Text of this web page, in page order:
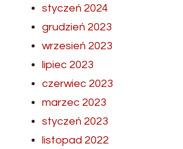
styczeń 2024
grudzień 2023
wrzesień 2023
lipiec 2023
czerwiec 2023
marzec 2023
styczeń 2023
listopad 2022